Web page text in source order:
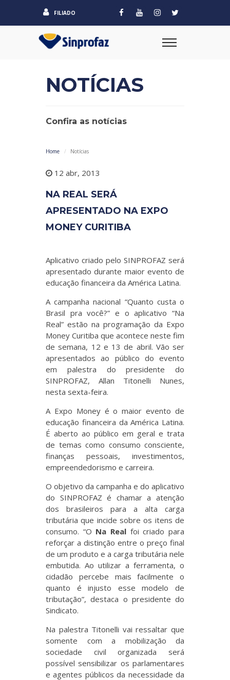
FILIADO
NOTÍCIAS
Confira as notícias
Home Notícias
12 abr, 2013
NA REAL SERÁ
APRESENTADO NA EXPO
MONEY CURITIBA
Aplicativo criado pelo SINPROFAZ será
apresentado durante maior evento de
educação financeira da América Latina.
A campanha nacional “Quanto custa o
Brasil pra você?” e o aplicativo “Na
Real” estão na programação da Expo
Money Curitiba que acontece neste fim
de semana, 12 e 13 de abril. Vão ser
apresentados ao público do evento
em palestra do presidente do
SINPROFAZ, Allan Titonelli Nunes,
nesta sexta-feira.
A Expo Money é o maior evento de
educação financeira da América Latina.
É aberto ao público em geral e trata
de temas como consumo consciente,
finanças pessoais, investimentos,
empreendedorismo e carreira.
O objetivo da campanha e do aplicativo
do SINPROFAZ é chamar a atenção
dos brasileiros para a alta carga
tributária que incide sobre os itens de
consumo. “O Na Real foi criado para
reforçar a distinção entre o preço final
de um produto e a carga tributária nele
embutida. Ao utilizar a ferramenta, o
cidadão percebe mais facilmente o
quanto é injusto esse modelo de
tributação”, destaca o presidente do
Sindicato.
Na palestra Titonelli vai ressaltar que
somente com a mobilização da
sociedade civil organizada será
possível sensibilizar os parlamentares
e agentes públicos da necessidade da